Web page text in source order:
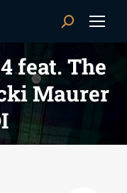
Search:
feat. The
Maurer